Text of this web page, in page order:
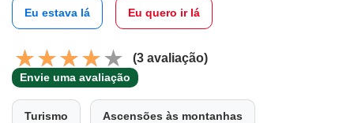
Eu estava lá Eu quero ir lá
(3 avaliação)
Envie uma avaliação
Turismo Ascensões às montanhas